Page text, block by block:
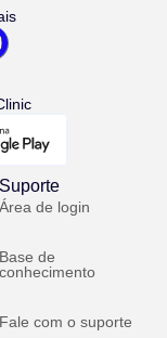
Suporte
Área de login
Base de
conhecimento
Fale com o suporte